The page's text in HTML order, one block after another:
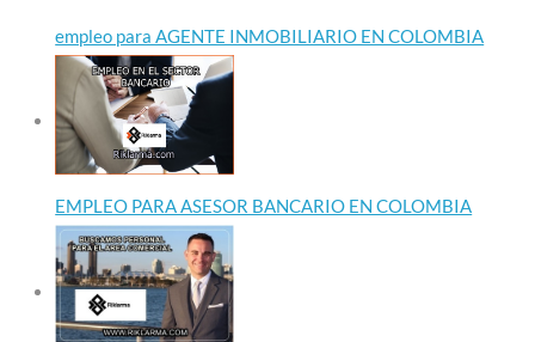
empleo para AGENTE INMOBILIARIO EN COLOMBIA
EMPLEO PARA ASESOR BANCARIO EN COLOMBIA